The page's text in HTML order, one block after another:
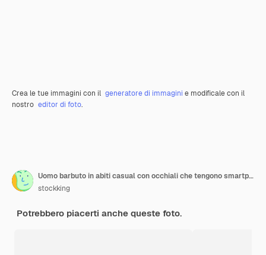
Crea le tue immagini con il generatore di immagini e modificale con il
nostro editor di foto.
Uomo barbuto in abiti casual con occhiali che tengono smartphone guardando lo schermo con faccia arrabbiata con espressione infastidita in piedi su sfondo arancione
stockking
Potrebbero piacerti anche queste foto.